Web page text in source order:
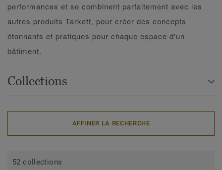
performances et se combinent parfaitement avec les
autres produits Tarkett, pour créer des concepts
étonnants et pratiques pour chaque espace d'un
bâtiment.
Collections
AFFINER LA RECHERCHE
52 collections